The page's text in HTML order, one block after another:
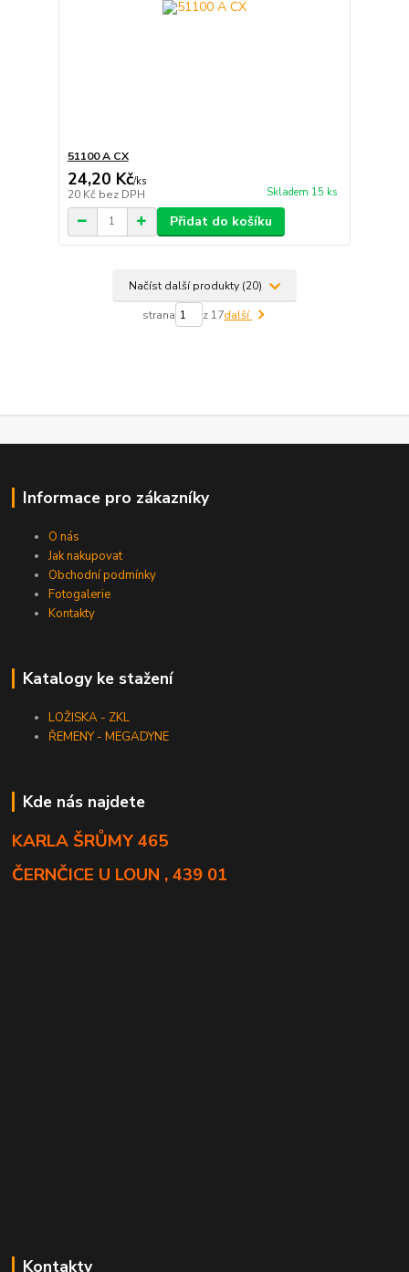
51100 A CX
24,20 Kč/ks
20 Kč bez DPH Skladem 15 ks
Přidat do košíku
Načíst další produkty (20)
strana z 17další
Informace pro zákazníky
O nás
Jak nakupovat
Obchodní podmínky
Fotogalerie
Kontakty
Katalogy ke stažení
LOŽISKA - ZKL
ŘEMENY - MEGADYNE
Kde nás najdete
KARLA ŠRŮMY 465
ČERNČICE U LOUN , 439 01
Kontakty